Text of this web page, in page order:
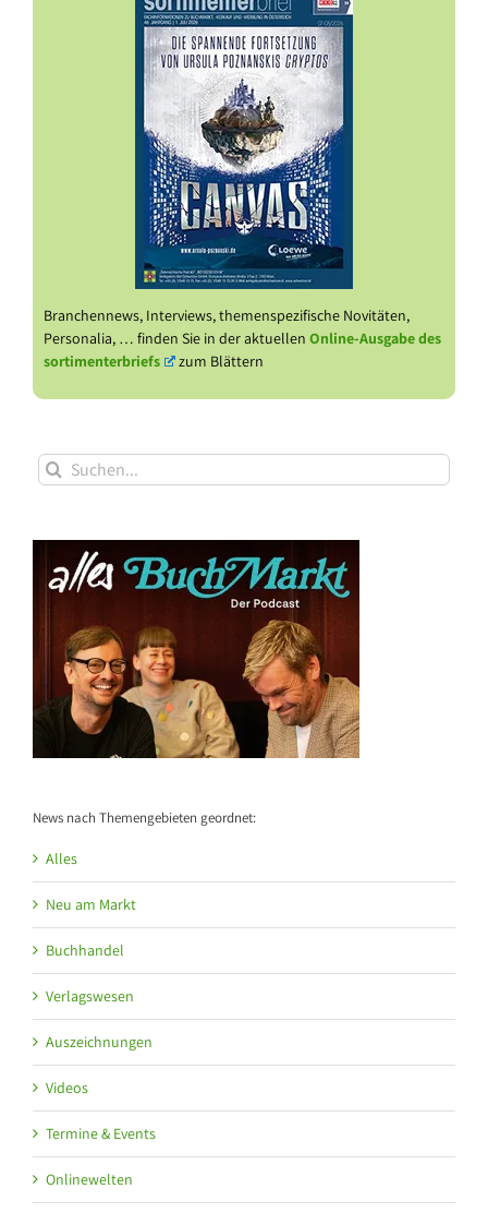
Branchennews, Interviews, themenspezifische Novitäten,
Personalia, … finden Sie in der aktuellen Online-Ausgabe des
sortimenterbriefs
zum Blättern
Suche
nach:
News nach Themengebieten geordnet:
Alles
Neu am Markt
Buchhandel
Verlagswesen
Auszeichnungen
Videos
Termine & Events
Onlinewelten